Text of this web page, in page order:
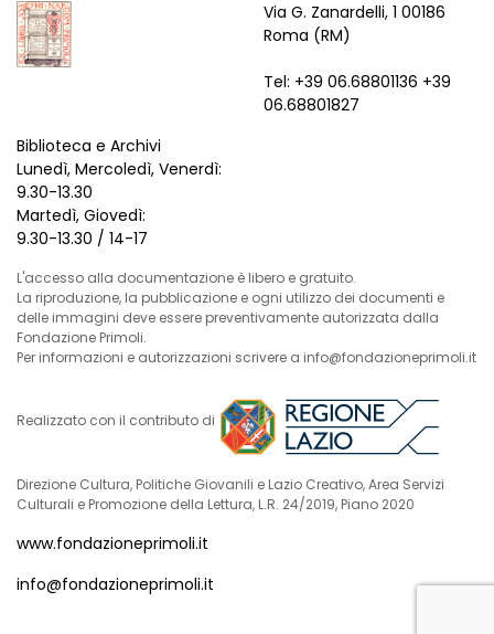
Via G. Zanardelli, 1 00186
Roma (RM)
Tel: +39 06.68801136 +39
06.68801827
Biblioteca e Archivi
Lunedì, Mercoledì, Venerdì:
9.30-13.30
Martedì, Giovedì:
9.30-13.30 / 14-17
L'accesso alla documentazione è libero e gratuito.
La riproduzione, la pubblicazione e ogni utilizzo dei documenti e
delle immagini deve essere preventivamente autorizzata dalla
Fondazione Primoli.
Per informazioni e autorizzazioni scrivere a info@fondazioneprimoli.it
Realizzato con il contributo di
Direzione Cultura, Politiche Giovanili e Lazio Creativo, Area Servizi
Culturali e Promozione della Lettura, L.R. 24/2019, Piano 2020
www.fondazioneprimoli.it
info@fondazioneprimoli.it